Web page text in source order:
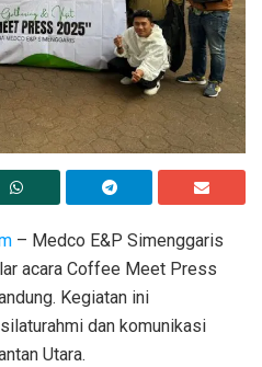
– Medco E&P Simenggaris
acara Coffee Meet Press
Kegiatan ini
dan komunikasi
Utara.